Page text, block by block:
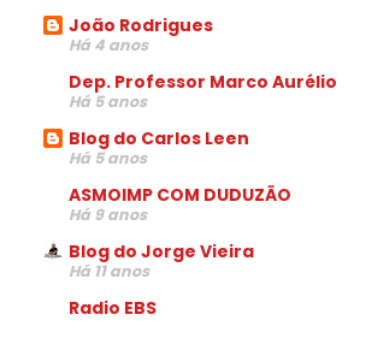
João Rodrigues
Há 4 anos
Dep. Professor Marco Aurélio
Há 5 anos
Blog do Carlos Leen
Há 5 anos
ASMOIMP COM DUDUZÃO
Há 9 anos
Blog do Jorge Vieira
Há 11 anos
Radio EBS